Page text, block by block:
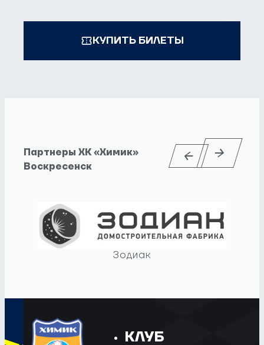
КУПИТЬ БИЛЕТЫ
Партнеры ХК «Химик»
Воскресенск
Зодиак
КЛУБ